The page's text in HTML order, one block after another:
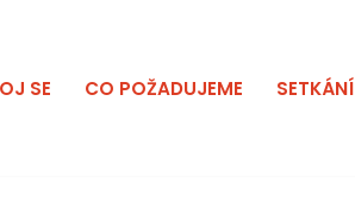
SE CO POŽADUJEME SETKÁNÍ